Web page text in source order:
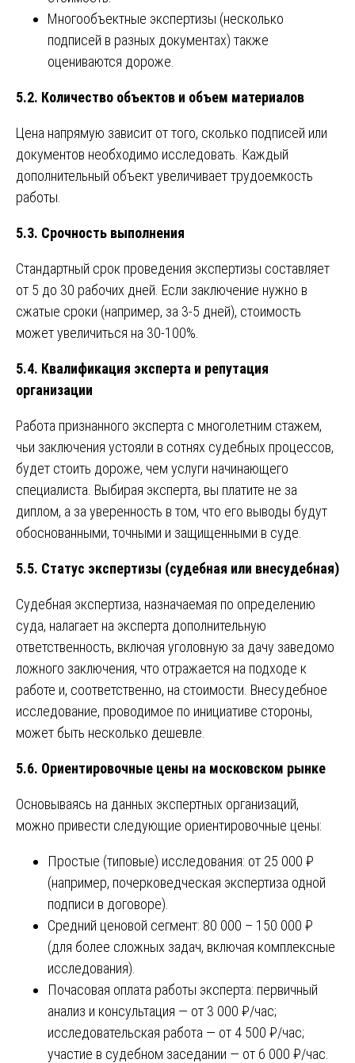
Многообъектные экспертизы (несколько
подписей в разных документах) также
оцениваются дороже.
5.2. Количество объектов и объем материалов
Цена напрямую зависит от того, сколько подписей или
документов необходимо исследовать. Каждый
дополнительный объект увеличивает трудоемкость
работы.
5.3. Срочность выполнения
Стандартный срок проведения экспертизы составляет
от 5 до 30 рабочих дней. Если заключение нужно в
сжатые сроки (например, за 3-5 дней), стоимость
может увеличиться на 30-100%.
5.4. Квалификация эксперта и репутация
организации
Работа признанного эксперта с многолетним стажем,
чьи заключения устояли в сотнях судебных процессов,
будет стоить дороже, чем услуги начинающего
специалиста. Выбирая эксперта, вы платите не за
диплом, а за уверенность в том, что его выводы будут
обоснованными, точными и защищенными в суде.
5.5. Статус экспертизы (судебная или внесудебная)
Судебная экспертиза, назначаемая по определению
суда, налагает на эксперта дополнительную
ответственность, включая уголовную за дачу заведомо
ложного заключения, что отражается на подходе к
работе и, соответственно, на стоимости. Внесудебное
исследование, проводимое по инициативе стороны,
может быть несколько дешевле.
5.6. Ориентировочные цены на московском рынке
Основываясь на данных экспертных организаций,
можно привести следующие ориентировочные цены:
Простые (типовые) исследования: от 25 000 ₽
(например, почерковедческая экспертиза одной
подписи в договоре).
Средний ценовой сегмент: 80 000 – 150 000 ₽
(для более сложных задач, включая комплексные
исследования).
Почасовая оплата работы эксперта: первичный
анализ и консультация — от 3 000 ₽/час;
исследовательская работа — от 4 500 ₽/час;
участие в судебном заседании — от 6 000 ₽/час.